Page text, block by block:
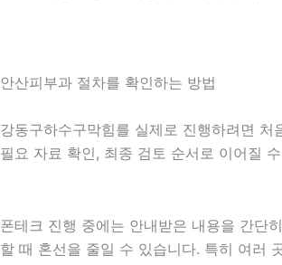
안산피부과 절차를 확인하는 방법
강동구하수구막힘를 실제로 진행하려면
필요 자료 확인, 최종 검토 순서로 이어질
폰테크 진행 중에는 안내받은 내용을 간단
할 때 혼선을 줄일 수 있습니다. 특히 여러